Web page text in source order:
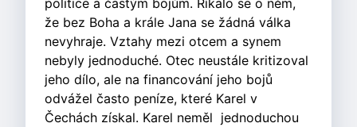
politice a častým bojům. Říkalo se o něm,
že bez Boha a krále Jana se žádná válka
nevyhraje. Vztahy mezi otcem a synem
nebyly jednoduché. Otec neustále kritizoval
jeho dílo, ale na financování jeho bojů
odvážel často peníze, které Karel v
Čechách získal. Karel neměl jednoduchou